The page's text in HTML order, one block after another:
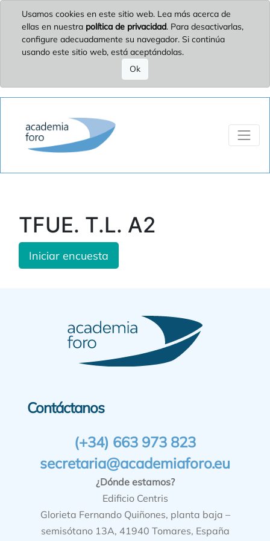
Usamos cookies en este sitio web. Lea más acerca de
ellas en nuestra política de privacidad. Para desactivarlas,
configure adecuadamente su navegador. Si continúa
usando este sitio web, está aceptándolas.
Ok
TFUE. T.L. A2
Iniciar encuesta
Contáctanos
(+34) 663 973 823
secretaria@academiaforo.eu
¿Dónde estamos?
Edificio Centris
Glorieta Fernando Quiñones, planta baja –
semisótano 13A, 41940 Tomares, España